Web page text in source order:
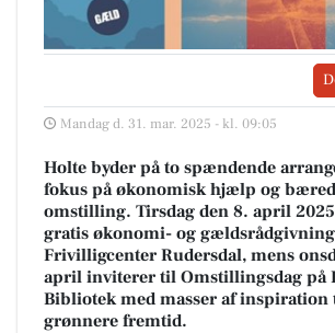
Mandag d. 31. mar. 2025 - kl. 09:05
Holte byder på to spændende
fokus på økonomisk hjælp og
omstilling. Tirsdag den 8. april
gratis økonomi- og
Frivilligcenter Rudersdal, mens
april inviterer til Omstillingsdag på
Bibliotek med masser af inspiration
grønnere fremtid.